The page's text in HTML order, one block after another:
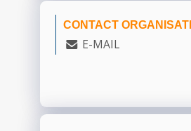
CONTACT
E-MAIL